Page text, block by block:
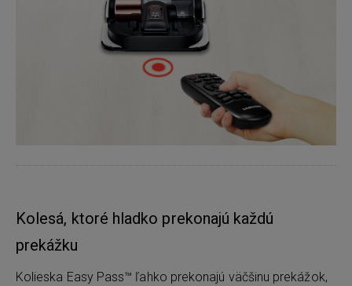
Kolesá, ktoré hladko prekonajú každú
prekážku
Kolieska Easy Pass™ ľahko prekonajú väčšinu prekážok,